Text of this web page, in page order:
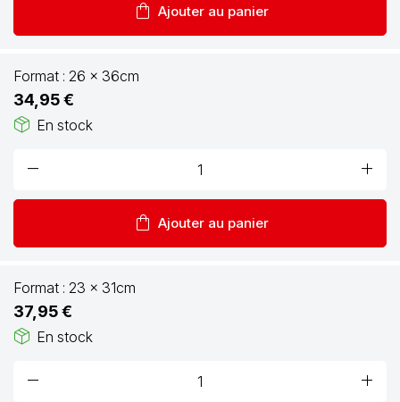
shopping_bag Ajouter au panier
Format : 26 x 36cm
34,95 €
package_2 En stock
remove add
shopping_bag Ajouter au panier
Format : 23 x 31cm
37,95 €
package_2 En stock
remove add